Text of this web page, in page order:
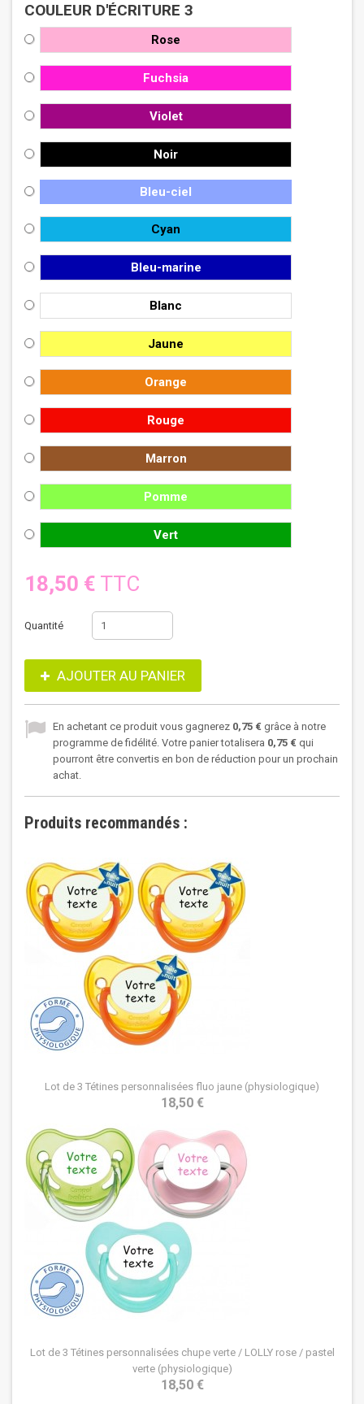
COULEUR D'ÉCRITURE 3
Rose
Fuchsia
Violet
Noir
Bleu-ciel
Cyan
Bleu-marine
Blanc
Jaune
Orange
Rouge
Marron
Pomme
Vert
18,50 € TTC
Quantité
AJOUTER AU PANIER
En achetant ce produit vous gagnerez 0,75 € grâce à notre
programme de fidélité. Votre panier totalisera 0,75 € qui
pourront être convertis en bon de réduction pour un prochain
achat.
Produits recommandés :
Lot de 3 Tétines personnalisées fluo jaune (physiologique)
18,50 €
Lot de 3 Tétines personnalisées chupe verte / LOLLY rose / pastel
verte (physiologique)
18,50 €